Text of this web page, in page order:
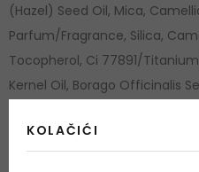
(Hazel) Seed Oil, Mica,
Parfum/Fragrance, Silica,
Tocopherol, Ci 77891/
Kernel Oil, Borago Officinalis
Rosmarinus Officinalis
KOLAČIĆI